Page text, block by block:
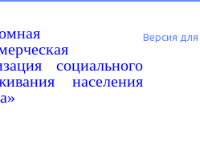
социального
населения
Версия